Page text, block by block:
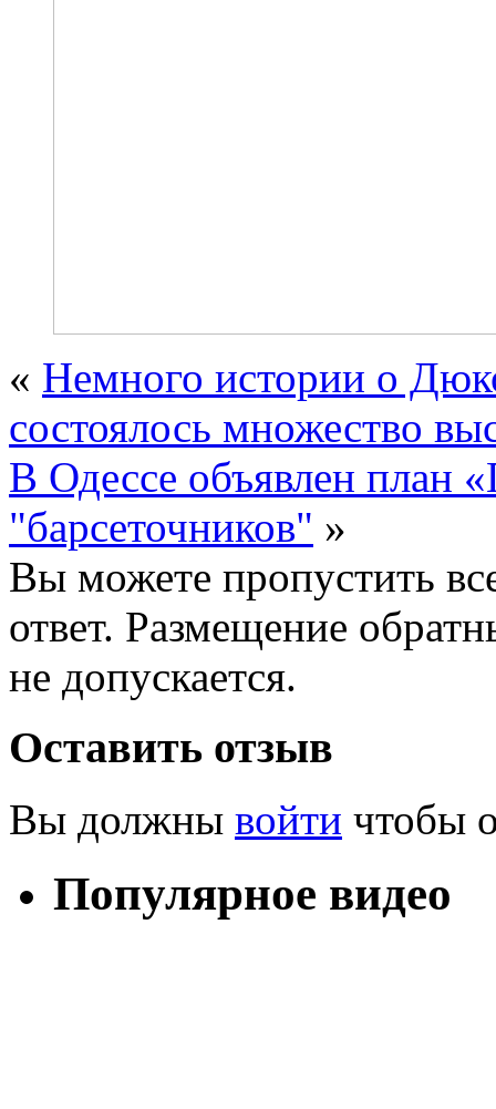
« Немного истории о
состоялось множество
В Одессе объявлен план
"барсеточников" »
Вы можете пропустить
ответ. Размещение
не допускается.
Оставить отзыв
Вы должны войти чтобы
Популярное видео